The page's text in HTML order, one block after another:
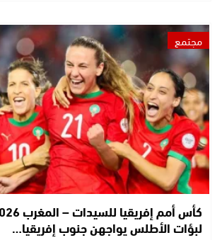
مجتمع
لبؤات الأطلس يواجهن جنوب إفريقيا…